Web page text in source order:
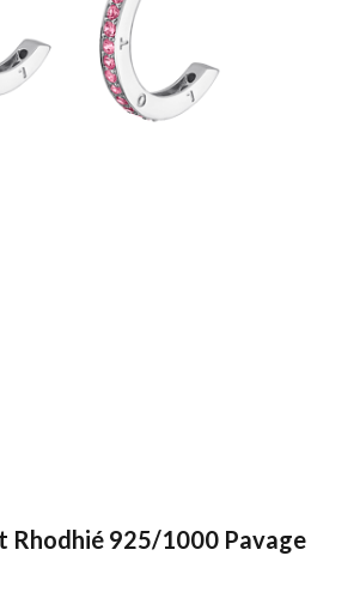
Rhodhié 925/1000 Pavage